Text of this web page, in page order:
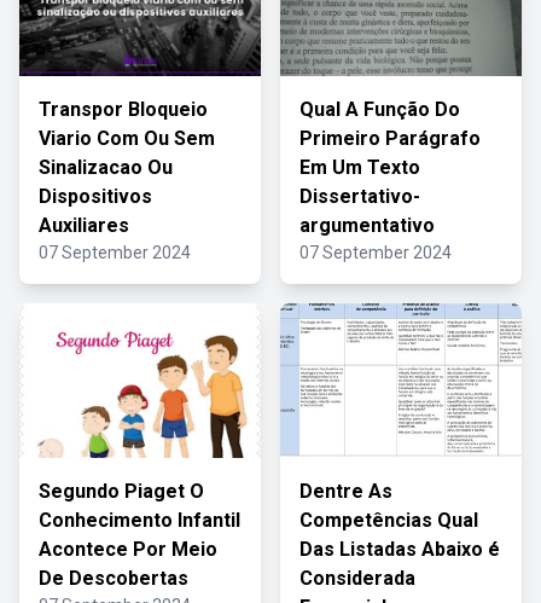
Transpor Bloqueio
Viario Com Ou Sem
Sinalizacao Ou
Dispositivos
Auxiliares
07 September 2024
Qual A Função Do
Primeiro Parágrafo
Em Um Texto
Dissertativo-
argumentativo
07 September 2024
Segundo Piaget O
Conhecimento Infantil
Acontece Por Meio
De Descobertas
Dentre As
Competências Qual
Das Listadas Abaixo é
Considerada